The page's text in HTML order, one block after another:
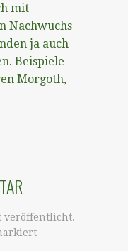
mit
Nachwuchs
ja auch
Beispiele
Morgoth,
veröffentlicht.